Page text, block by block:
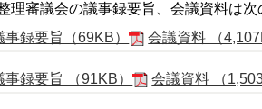
審議会の議事録要旨、会議資料は次
事録要旨（69KB）
会議資料 （
事録要旨 （91KB） 会議資料 （